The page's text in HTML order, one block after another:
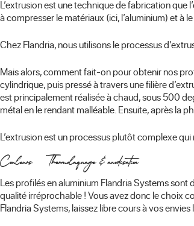
L’extrusion est une technique de fabrication
à compresser le matériaux (ici, l’aluminium) et à
Chez Flandria, nous utilisons le processus
Mais alors, comment fait-on pour obtenir nos
cylindrique, puis pressé à travers une filière
est principalement réalisée à chaud, sous 500
métal en le rendant malléable. Ensuite, après la
L’extrusion est un processus plutôt complexe
Couleurs – Thermolaquage & anodisation
Les profilés en aluminium Flandria Systems
qualité irréprochable ! Vous avez donc le choix
Flandria Systems, laissez libre cours à vos envies